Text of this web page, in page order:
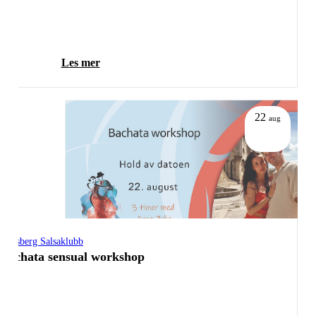
Les mer
Tønsberg Salsaklubb
Bachata sensual workshop
22 aug